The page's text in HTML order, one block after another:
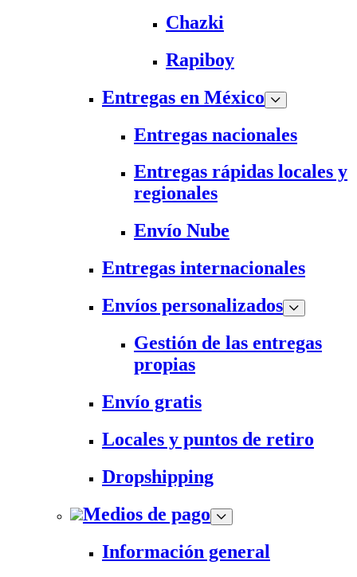
Chazki
Rapiboy
Entregas en México
Entregas nacionales
Entregas rápidas locales y
regionales
Envío Nube
Entregas internacionales
Envíos personalizados
Gestión de las entregas
propias
Envío gratis
Locales y puntos de retiro
Dropshipping
Medios de pago
Información general